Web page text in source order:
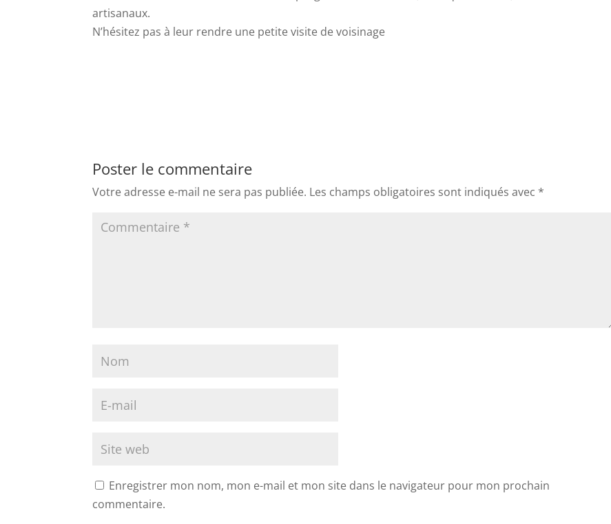
artisanaux.
N’hésitez pas à leur rendre une petite visite de voisinage
Poster le commentaire
Votre adresse e-mail ne sera pas publiée. Les champs obligatoires sont indiqués avec *
Enregistrer mon nom, mon e-mail et mon site dans le navigateur pour mon prochain
commentaire.